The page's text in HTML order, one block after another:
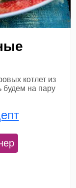
котлет из
будем на пару